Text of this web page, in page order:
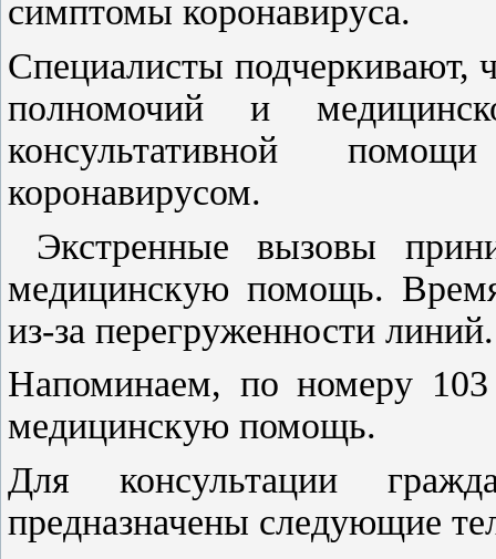
симптомы коронавируса.
Специалисты подчеркивают,
полномочий и
консультативной
коронавирусом.
Экстренные вызовы
медицинскую помощь.
из-за перегруженности линий.
Напоминаем, по номеру
медицинскую помощь.
Для консультации
предназначены следующие